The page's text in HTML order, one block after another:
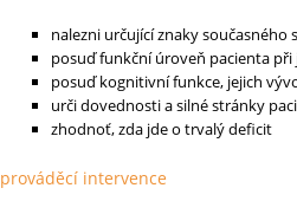
nalezni určující znaky
posuď funkční úroveň pacienta při
posuď kognitivní funkce, jejich
urči dovednosti a silné stránky
zhodnoť, zda jde o trvalý deficit
prováděcí intervence